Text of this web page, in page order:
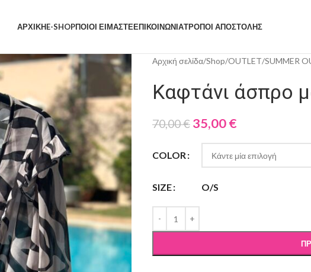
ΑΡΧΙΚΗE-SHOPΠΟΙΟΙ ΕΙΜΑΣΤΕΕΠΙΚΟΙΝΩΝΙΑΤΡΟΠΟΙ ΑΠΟΣΤΟΛΗΣ
Αρχική σελίδα/Shop/OUTLET/SUMMER
Καφτάνι άσπρο
70,00€ 35,00€
COLOR
SIZE O/S